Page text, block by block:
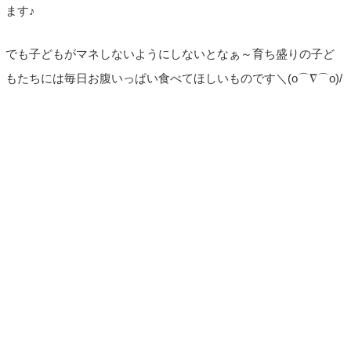
ます♪
でも子どもがマネしないようにしないとなぁ～育ち盛りの子ど
もたちには毎日お腹いっぱい食べてほしいものです＼(o⌒∇⌒o)/